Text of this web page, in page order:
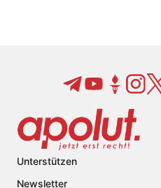
Unterstützen
Newsletter